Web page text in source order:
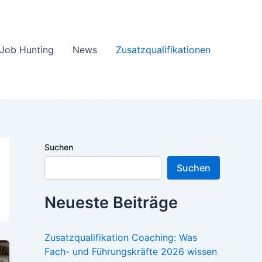
Job Hunting News Zusatzqualifikationen
Suchen
Suchen
Neueste Beiträge
Zusatzqualifikation Coaching: Was
Fach- und Führungskräfte 2026 wissen